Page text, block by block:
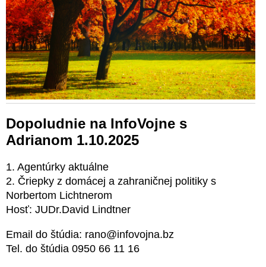
Dopoludnie na InfoVojne s
Adrianom 1.10.2025
1. Agentúrky aktuálne
2. Čriepky z domácej a zahraničnej politiky s
Norbertom Lichtnerom
Hosť: JUDr.David Lindtner
Email do štúdia: rano@infovojna.bz
Tel. do štúdia 0950 66 11 16